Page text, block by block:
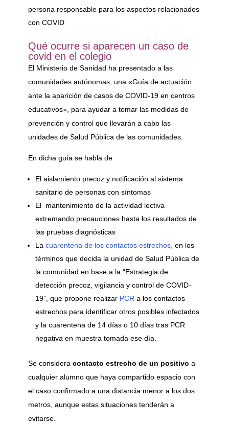
persona responsable para los aspectos relacionados
con COVID
Qué ocurre si aparecen un caso de
covid en el colegio
El Ministerio de Sanidad ha presentado a las
comunidades autónomas, una «Guía de actuación
ante la aparición de casos de COVID-19 en centros
educativos», para ayudar a tomar las medidas de
prevención y control que llevarán a cabo las
unidades de Salud Pública de las comunidades.
En dicha guía se habla de
El aislamiento precoz y notificación al sistema
sanitario de personas con síntomas
El mantenimiento de la actividad lectiva
extremando precauciones hasta los resultados de
las pruebas diagnósticas
Lacuarentena de los contactos estrechos, en los
términos que decida la unidad de Salud Pública de
la comunidad en base a la “Estrategia de
detección precoz, vigilancia y control de COVID-
19”, que propone realizar PCRa los contactos
estrechos para identificar otros posibles infectados
y la cuarentena de 14 días o 10 días tras PCR
negativa en muestra tomada ese día.
Se considera contacto estrecho de un positivo a
cualquier alumno que haya compartido espacio con
el caso confirmado a una distancia menor a los dos
metros, aunque estas situaciones tenderán a
evitarse.